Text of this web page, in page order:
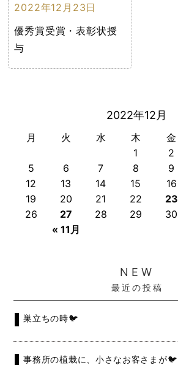
2022年12月
月 火 水 木 金
« 11月
1 2
5
6 7 8 9
12
13 14 15 16
19
20 21 22 23
26
27 28 29 30
NEW
最近の投稿
巣立ちの時🐦
事務所の植栽に、小さなお客さまが🐦
2022年12月23日
優秀賞受賞・表彰状授
与